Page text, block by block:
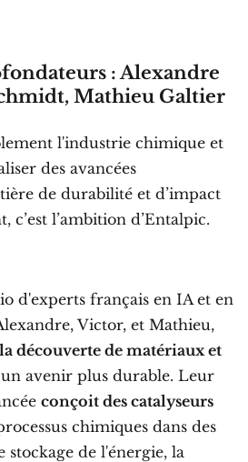
: Alexandre
Mathieu Galtier
l'industrie chimique et
des avancées
de durabilité et d’impact
c’est l’ambition d’Entalpic.
d'experts français en IA et en
Victor, et Mathieu,
découverte de matériaux et
avenir plus durable. Leur
conçoit des catalyseurs
chimiques dans des
stockage de l'énergie, la